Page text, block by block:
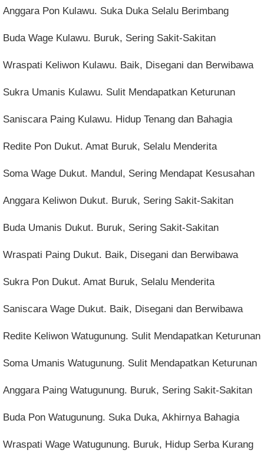
Anggara Pon Kulawu. Suka Duka Selalu Berimbang
Buda Wage Kulawu. Buruk, Sering Sakit-Sakitan
Wraspati Keliwon Kulawu. Baik, Disegani dan Berwibawa
Sukra Umanis Kulawu. Sulit Mendapatkan Keturunan
Saniscara Paing Kulawu. Hidup Tenang dan Bahagia
Redite Pon Dukut. Amat Buruk, Selalu Menderita
Soma Wage Dukut. Mandul, Sering Mendapat Kesusahan
Anggara Keliwon Dukut. Buruk, Sering Sakit-Sakitan
Buda Umanis Dukut. Buruk, Sering Sakit-Sakitan
Wraspati Paing Dukut. Baik, Disegani dan Berwibawa
Sukra Pon Dukut. Amat Buruk, Selalu Menderita
Saniscara Wage Dukut. Baik, Disegani dan Berwibawa
Redite Keliwon Watugunung. Sulit Mendapatkan Keturunan
Soma Umanis Watugunung. Sulit Mendapatkan Keturunan
Anggara Paing Watugunung. Buruk, Sering Sakit-Sakitan
Buda Pon Watugunung. Suka Duka, Akhirnya Bahagia
Wraspati Wage Watugunung. Buruk, Hidup Serba Kurang